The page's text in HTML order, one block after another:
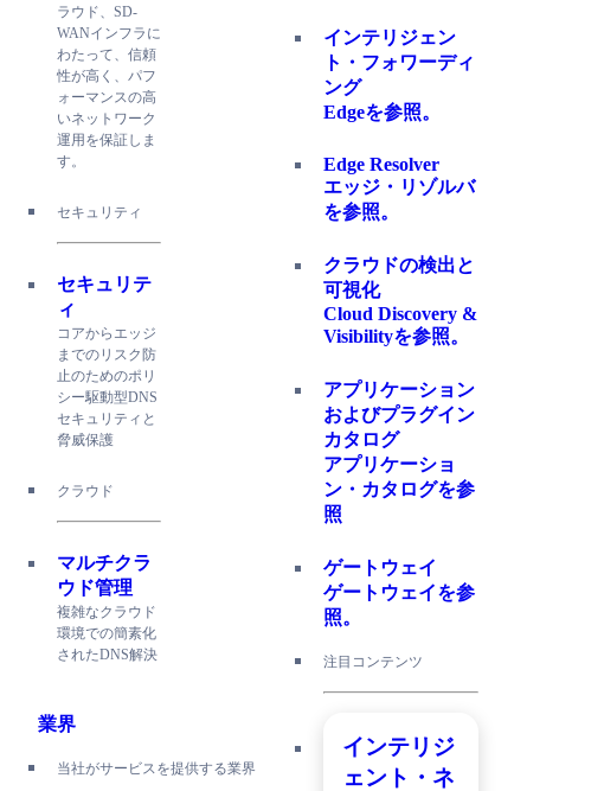
ラウド、SD-
WANインフラに
わたって、信頼
性が高く、パフ
ォーマンスの高
いネットワーク
運用を保証しま
す。
セキュリティ
セキュリテ
ィ
コアからエッジ
までのリスク防
止のためのポリ
シー駆動型DNS
セキュリティと
脅威保護
クラウド
マルチクラ
ウド管理
複雑なクラウド
環境での簡素化
されたDNS解決
業界
当社がサービスを提供する業界
インテリジェン
ト・フォワーディ
ング
Edgeを参照。
Edge Resolver
エッジ・リゾルバ
を参照。
クラウドの検出と
可視化
Cloud Discovery &
Visibilityを参照。
アプリケーション
およびプラグイン
カタログ
アプリケーショ
ン・カタログを参
照
ゲートウェイ
ゲートウェイを参
照。
注目コンテンツ
インテリジ
ェント・ネ